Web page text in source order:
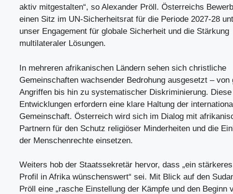
aktiv mitgestalten“, so Alexander Pröll. Österreichs
einen Sitz im UN-Sicherheitsrat für die Periode 2027-28
unser Engagement für globale Sicherheit und die Stärkung
multilateraler Lösungen.
In mehreren afrikanischen Ländern sehen sich christliche
Gemeinschaften wachsender Bedrohung ausgesetzt – von
Angriffen bis hin zu systematischer Diskriminierung. Diese
Entwicklungen erfordern eine klare Haltung der
Gemeinschaft. Österreich wird sich im Dialog mit
Partnern für den Schutz religiöser Minderheiten und die
der Menschenrechte einsetzen.
Weiters hob der Staatssekretär hervor, dass „ein
Profil in Afrika wünschenswert“ sei. Mit Blick auf den
Pröll eine „rasche Einstellung der Kämpfe und den Beginn